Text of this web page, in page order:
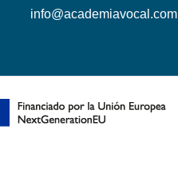
info@academiavocal.com